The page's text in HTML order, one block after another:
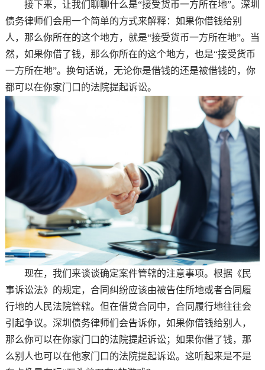
接下来，让我们聊聊什么是“接受货币一方所在地”。深圳
债务律师们会用一个简单的方式来解释：如果你借钱给别
人，那么你所在的这个地方，就是“接受货币一方所在地”。当
然，如果你借了钱，那么你所在的这个地方，也是“接受货币
一方所在地”。换句话说，无论你是借钱的还是被借钱的，你
都可以在你家门口的法院提起诉讼。
现在，我们来谈谈确定案件管辖的注意事项。根据《民
事诉讼法》的规定，合同纠纷应该由被告住所地或者合同履
行地的人民法院管辖。但在借贷合同中，合同履行地往往会
引起争议。深圳债务律师们会告诉你，如果你借钱给别人，
那么你可以在你家门口的法院提起诉讼；如果你借了钱，那
么别人也可以在他家门口的法院提起诉讼。这听起来是不是